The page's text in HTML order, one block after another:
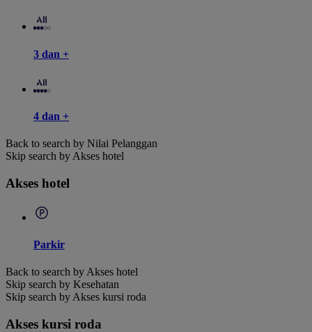
3 dan +
4 dan +
Back to search by Nilai Pelanggan
Skip search by Akses hotel
Akses hotel
Parkir
Back to search by Akses hotel
Skip search by Kesehatan
Skip search by Akses kursi roda
Akses kursi roda